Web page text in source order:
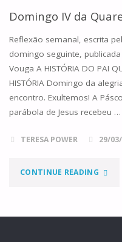
Domingo IV da
Reflexão semanal, escrita
domingo seguinte,
Vouga A HISTÓRIA DO PAI
HISTÓRIA Domingo da
encontro. Exultemos! A
parábola de Jesus recebeu …
TERESA POWER 29/
CONTINUE READING
DA